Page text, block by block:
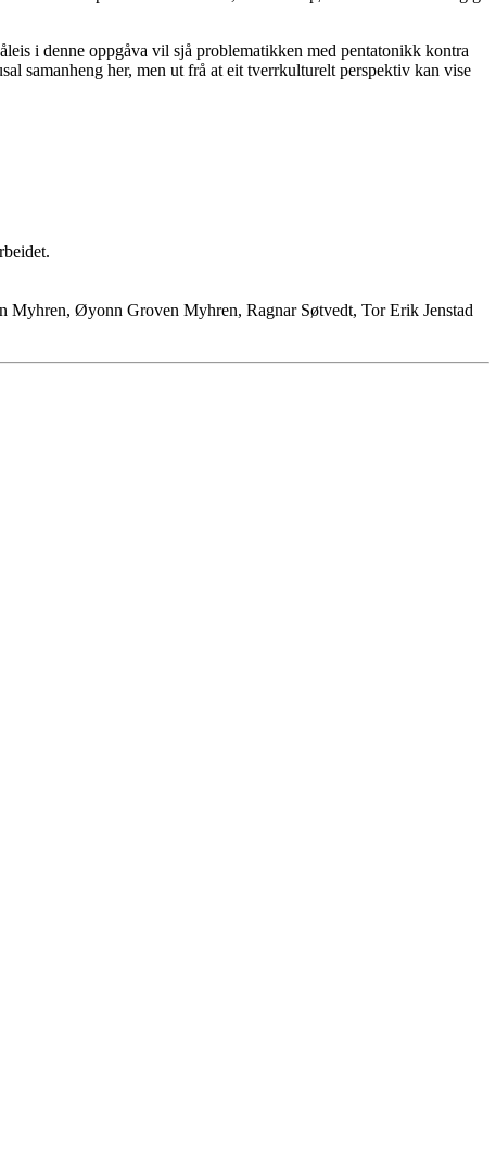
i denne oppgåva vil sjå problematikken med pentatonikk kontra
samanheng her, men ut frå at eit tverrkulturelt perspektiv kan vise
Øyonn Groven Myhren, Ragnar Søtvedt, Tor Erik Jenstad